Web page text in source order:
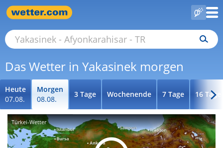
Das Wetter in Yakasinek morgen
Heute
07.08.
Morgen
08.08.
3 Tage Wochenende 7 Tage 16 Tage
Türkei-Wetter